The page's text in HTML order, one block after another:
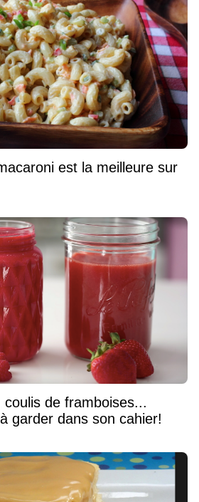
est la meilleure sur
de framboises...
garder dans son cahier!